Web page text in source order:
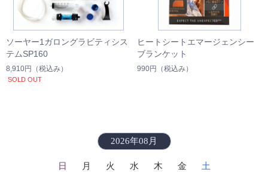
ソーヤー1ガロングラビティシス
テムSP160
8,910円 （税込み）
SOLD OUT
ヒートシートエマージェンシー
ブランケット
990円 （税込み）
2026年08月
日 月 火 水 木 金
土